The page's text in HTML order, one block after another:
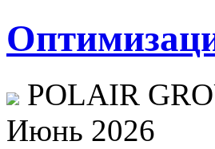
POLAIR
Июнь 2026